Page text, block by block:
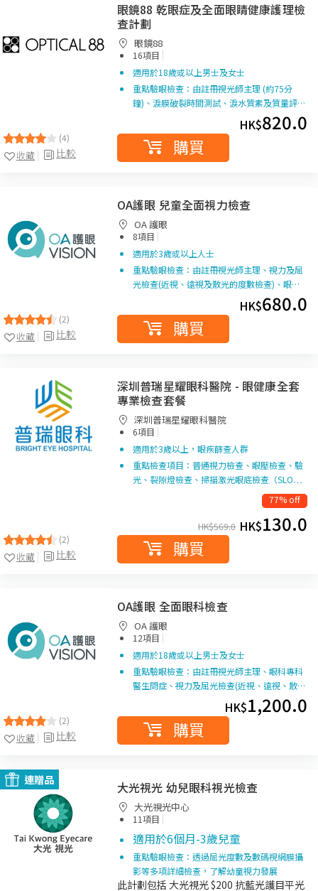
(4)
比較
收藏
眼鏡88 乾眼症及全面眼睛健康護理檢
查計劃
眼鏡88
16項目 |
適用於18歲或以上男士及女士
重點驗眼檢查：由註冊視光師主理 (約75分
鐘)、淚膜破裂時間測試、淚水質素及質量評…
HK$820.0
購買
(2)
比較
收藏
OA護眼 兒童全面視力檢查
OA 護眼
8項目 |
適用於3歲或以上人士
重點驗眼檢查：由註冊視光師主理、視力及屈
光檢查(近視、遠視及散光的度數檢查)、眼…
HK$680.0
購買
(2)
比較
收藏
深圳普瑞星耀眼科醫院 - 眼健康全套
專業檢查套餐
深圳普瑞星耀眼科醫院
6項目 |
適用於3歲以上，眼疾篩查人群
重點檢查項目：普通視力檢查、眼壓檢查、驗
光、裂隙燈檢查、掃描激光眼底檢查（SLO…
77% off
HK$569.0 HK$130.0
購買
(2)
比較
收藏
OA護眼 全面眼科檢查
OA 護眼
12項目 |
適用於18歲或以上男士及女士
重點驗眼檢查：由註冊視光師主理、眼科專科
醫生問症、視力及屈光檢查(近視、遠視、散…
HK$1,200.0
購買
連贈品 大光視光 幼兒眼科視光檢查
大光視光中心
11項目 |
適用於6個月-3歲兒童
重點驗眼檢查：透過屈光度數及數碼視網膜攝
影等多項詳細檢查，了解幼童視力發展
此計劃包括 大光視光 $200 抗藍光護目平光